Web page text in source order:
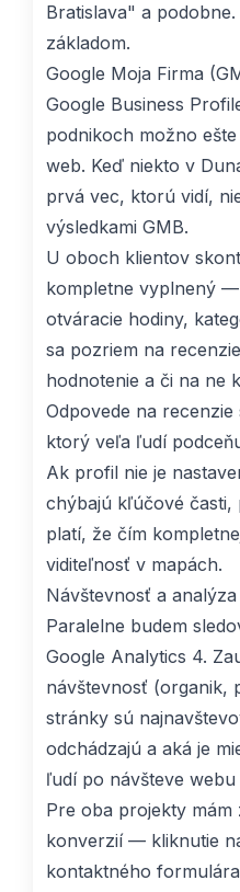
Bratislava" a
základom.
Google Moja Firma
Google Business
podnikoch možno
web. Keď niekto v
prvá vec, ktorú vidí,
výsledkami GMB.
U oboch klientov
kompletne vyplnený
otváracie hodiny,
sa pozriem na
hodnotenie a či na ne
Odpovede na
ktorý veľa ľudí
Ak profil nie je
chýbajú kľúčové časti,
platí, že čím
viditeľnosť v mapách.
Návštevnosť a
Paralelne budem
Google Analytics 4.
návštevnosť (organik,
stránky sú
odchádzajú a aká je
ľudí po návšteve
Pre oba projekty mám
konverzií — kliknutie
kontaktného